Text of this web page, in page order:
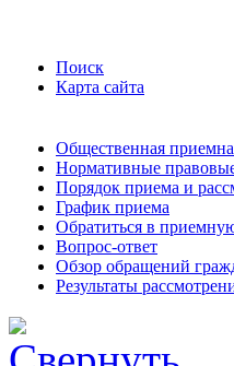
Поиск
Карта сайта
Общественная
Нормативные
Порядок приема и
График приема
Обратиться в
Вопрос-ответ
Обзор обращений
Результаты